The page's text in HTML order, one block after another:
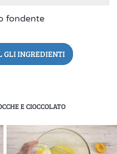
fondente
GLI INGREDIENTI
E CIOCCOLATO